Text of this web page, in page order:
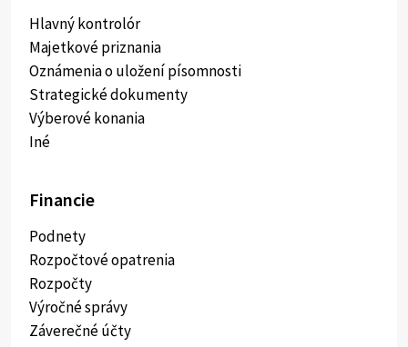
Hlavný kontrolór
Majetkové priznania
Oznámenia o uložení písomnosti
Strategické dokumenty
Výberové konania
Iné
Financie
Podnety
Rozpočtové opatrenia
Rozpočty
Výročné správy
Záverečné účty